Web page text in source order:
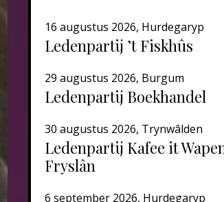
16 augustus 2026, Hurdegaryp
Ledenpartij ’t Fiskhûs
29 augustus 2026, Burgum
Ledenpartij Boekhandel
30 augustus 2026, Trynwâlden
Ledenpartij Kafee it
Fryslân
6 september 2026, Hurdegaryp